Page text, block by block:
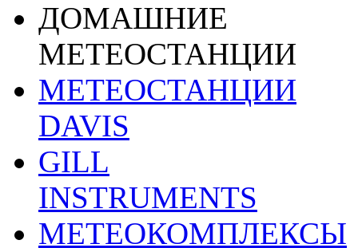
ДОМАШНИЕ
МЕТЕОСТАНЦИИ
МЕТЕОСТАНЦИИ
DAVIS
GILL
INSTRUMENTS
МЕТЕОКОМПЛЕКСЫ